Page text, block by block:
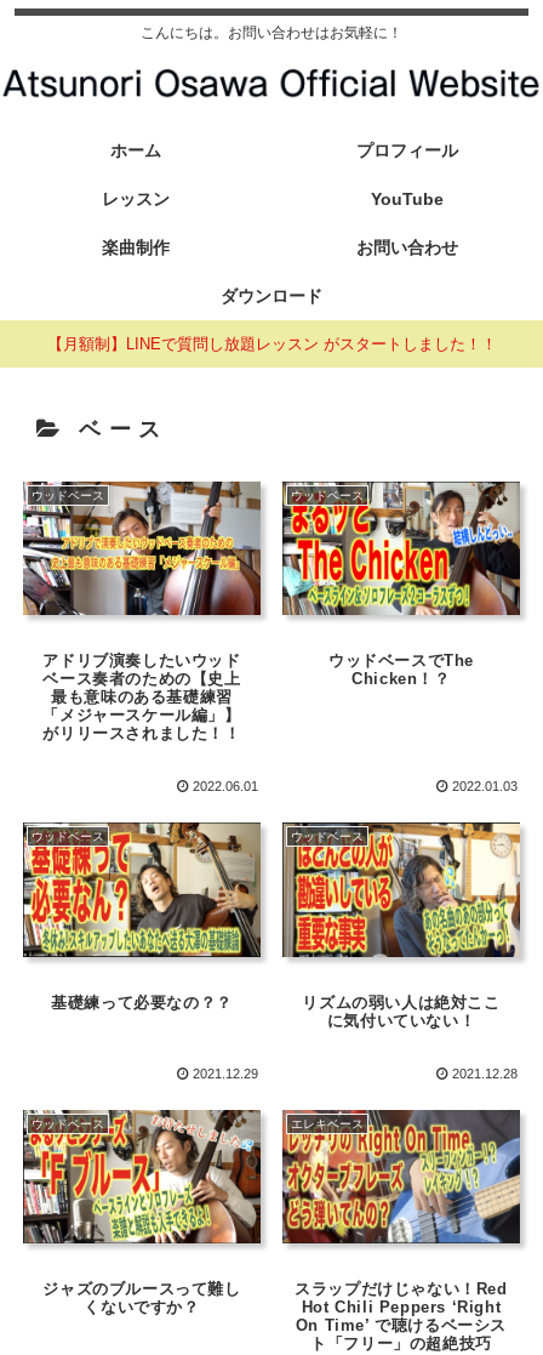
こんにちは。お問い合わせはお気軽に！
ホーム プロフィール
レッスン YouTube
楽曲制作 お問い合わせ
ダウンロード
【月額制】LINEで質問し放題レッスン がスタートしました！！
ベース
ウッドベース
アドリブ演奏したいウッド
ベース奏者のための【史上
最も意味のある基礎練習
「メジャースケール編」】
がリリースされました！！
2022.06.01
ウッドベース
ウッドベースでThe
Chicken！？
2022.01.03
ウッドベース
基礎練って必要なの？？
2021.12.29
ウッドベース
リズムの弱い人は絶対ここ
に気付いていない！
2021.12.28
ウッドベース
ジャズのブルースって難し
くないですか？
エレキベース
スラップだけじゃない！Red
Hot Chili Peppers ‘Right
On Time’ で聴けるベーシス
ト「フリー」の超絶技巧